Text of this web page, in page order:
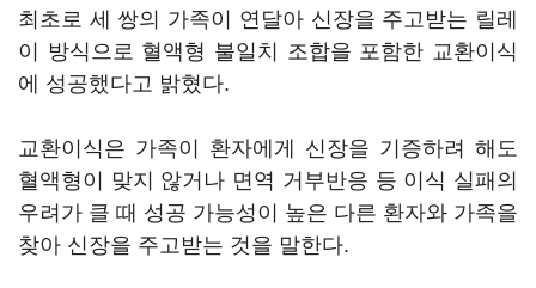
최초로 세 쌍의 가족이 연달아 신장을 주고받는 릴레
이 방식으로 혈액형 불일치 조합을 포함한 교환이식
에 성공했다고 밝혔다.
교환이식은 가족이 환자에게 신장을 기증하려 해도
혈액형이 맞지 않거나 면역 거부반응 등 이식 실패의
우려가 클 때 성공 가능성이 높은 다른 환자와 가족을
찾아 신장을 주고받는 것을 말한다.